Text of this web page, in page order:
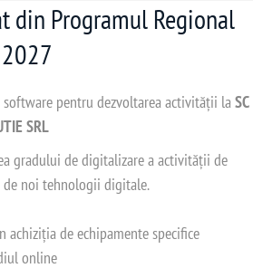
din Programul Regional
pentru dezvoltarea activității laSC
SRL
gradului de digitalizare a activității de
noi tehnologii digitale.
de echipamente specifice
online